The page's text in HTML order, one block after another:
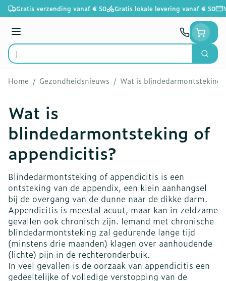
Ga naar de inhoud
Gratis verzending vanaf € 50 Gratis lokale levering vanaf € 50
Menu
Product, merk, categorie...
Zoek
Home / Gezondheidsnieuws / Wat is blindedarmontsteking
Wat is
blindedarmontsteking of
appendicitis?
Blindedarmontsteking of appendicitis is een
ontsteking van de appendix, een klein aanhangsel
bij de overgang van de dunne naar de dikke darm.
Appendicitis is meestal acuut, maar kan in zeldzame
gevallen ook chronisch zijn. Iemand met chronische
blindedarmontsteking zal gedurende lange tijd
(minstens drie maanden) klagen over aanhoudende
(lichte) pijn in de rechteronderbuik.
In veel gevallen is de oorzaak van appendicitis een
gedeeltelijke of volledige verstopping van de